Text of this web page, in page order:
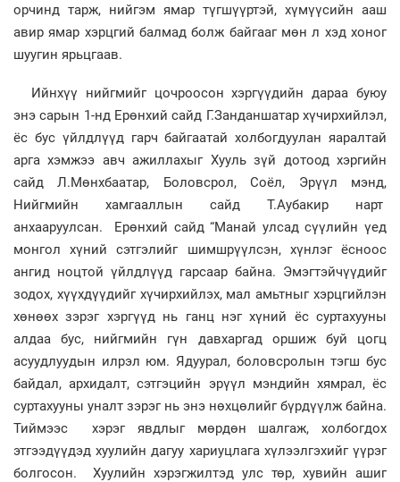
орчинд тарж, нийгэм ямар түгшүүртэй, хүмүүсийн ааш
авир ямар хэрцгий балмад болж байгааг мөн л хэд хоног
шуугин ярьцгаав.
Ийнхүү нийгмийг цочроосон хэргүүдийн дараа буюу
энэ сарын 1-нд Ерөнхий сайд Г.Занданшатар хүчирхийлэл,
ёс бус үйлдлүүд гарч байгаатай холбогдуулан яаралтай
арга хэмжээ авч ажиллахыг Хууль зүй дотоод хэргийн
сайд Л.Мөнхбаатар, Боловсрол, Соёл, Эрүүл мэнд,
Нийгмийн хамгааллын сайд Т.Аубакир нарт
анхааруулсан. Ерөнхий сайд “Манай улсад сүүлийн үед
монгол хүний сэтгэлийг шимшрүүлсэн, хүнлэг ёсноос
ангид ноцтой үйлдлүүд гарсаар байна. Эмэгтэйчүүдийг
зодох, хүүхдүүдийг хүчирхийлэх, мал амьтныг хэрцгийлэн
хөнөөх зэрэг хэргүүд нь ганц нэг хүний ёс суртахууны
алдаа бус, нийгмийн гүн давхаргад оршиж буй цогц
асуудлуудын илрэл юм. Ядуурал, боловсролын тэгш бус
байдал, архидалт, сэтгэцийн эрүүл мэндийн хямрал, ёс
суртахууны уналт зэрэг нь энэ нөхцөлийг бүрдүүлж байна.
Тиймээс хэрэг явдлыг мөрдөн шалгаж, холбогдох
этгээдүүдэд хуулийн дагуу хариуцлага хүлээлгэхийг үүрэг
болгосон. Хуулийн хэрэгжилтэд улс төр, хувийн ашиг